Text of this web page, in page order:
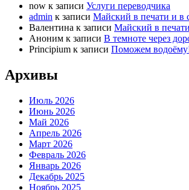
now к записи Услуги переводчика
admin к записи Майский в печати и в
Валентина к записи Майский в
Аноним к записи В темноте через
Principium к записи Поможем
Архивы
Июль 2026
Июнь 2026
Май 2026
Апрель 2026
Март 2026
Февраль 2026
Январь 2026
Декабрь 2025
Ноябрь 2025